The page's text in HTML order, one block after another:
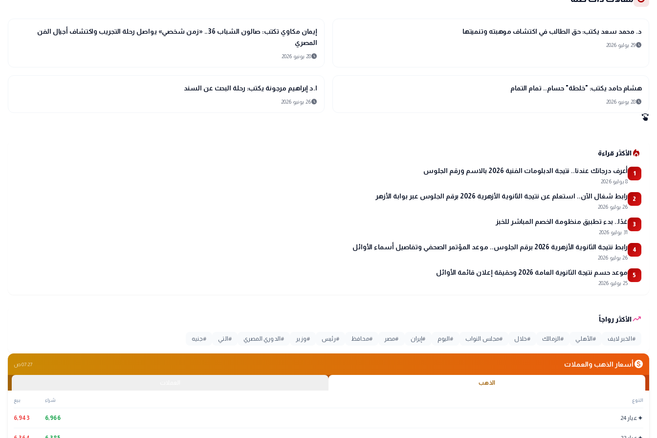
article
د. محمد سعد يكتب: حق الطالب في اكتشاف موهبته وتنميتها
schedule29 يوليو 2026 article
مقالات
إيمان مكاوي تكتب: صالون الشباب 36.. «زمن شخصي» يواصل رحلة التجريب واكتشاف أجيال الفن
المصري
schedule28 يونيو 2026
article
مقالات
هشام حامد يكتب: "خلطة" حسام.. تمام التمام
schedule28 يونيو 2026 article
مقالات
ا.د إبراهيم مرجونة يكتب: رحلة البحث عن السند
schedule26 يونيو 2026
swipe
local_fire_departmentالأكثر قراءة
1 أعرف درجاتك عندنا.. نتيجة الدبلومات الفنية 2026 بالاسم ورقم الجلوس
8 يوليو 2026
2 رابط شغال الآن.. استعلم عن نتيجة الثانوية الأزهرية 2026 برقم الجلوس عبر بوابة الأزهر
26 يوليو 2026
3 غدًا.. بدء تطبيق منظومة الخصم المباشر للخبز
31 يوليو 2026
4 رابط نتيجة الثانوية الأزهرية 2026 برقم الجلوس.. موعد المؤتمر الصحفي وتفاصيل أسماء الأوائل
26 يوليو 2026
5 موعد حسم نتيجة الثانوية العامة 2026 وحقيقة إعلان قائمة الأوائل
25 يوليو 2026
trending_upالأكثر رواجاً
# الخبر لايف #الأهلي #الزمالك #خلال #مجلس النواب #اليوم #إيران #مصر #محافظ #رئيس #وزير #الدوري المصري # التي #جنيه
monetization_onأسعار الذهب والعملات 07:27 ص
الذهب
النوع شراء بيع
✦عيار 24 6,966
6,943